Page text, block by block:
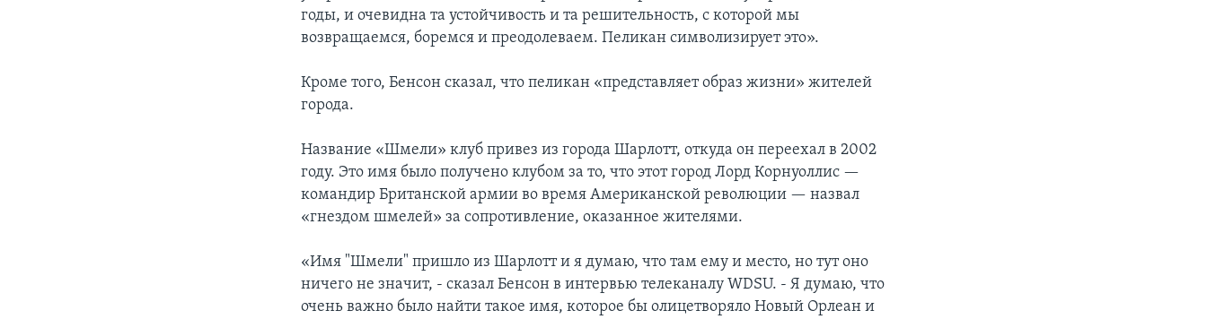
годы, и очевидна та устойчивость и та решительность, с которой мы
возвращаемся, боремся и преодолеваем. Пеликан символизирует это».
Кроме того, Бенсон сказал, что пеликан «представляет образ жизни» жителей
города.
Название «Шмели» клуб привез из города Шарлотт, откуда он переехал в 2002
году. Это имя было получено клубом за то, что этот город Лорд Корнуоллис —
командир Британской армии во время Американской революции — назвал
«гнездом шмелей» за сопротивление, оказанное жителями.
«Имя "Шмели" пришло из Шарлотт и я думаю, что там ему и место, но тут оно
ничего не значит, - сказал Бенсон в интервью телеканалу WDSU. - Я думаю, что
очень важно было найти такое имя, которое бы олицетворяло Новый Орлеан и